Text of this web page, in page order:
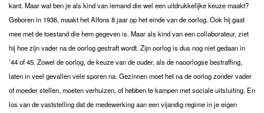
kant. Maar wat ben je als kind van iemand die wel een uitdrukkelijke keuze maakt?
Geboren in 1936, maakt het Alfons 8 jaar op het einde van de oorlog. Ook hij gaat
mee met de toestand die hem gegeven is. Maar als kind van een collaborateur, ziet
hij hoe zijn vader na de oorlog gestraft wordt. Zijn oorlog is dus nog niet gedaan in
’44 of 45. Zowel de oorlog, de keuze van de ouder, als de naoorlogse bestraffing,
laten in veel gevallen vele sporen na. Gezinnen moet het na de oorlog zonder vader
of moeder stellen, moeten verhuizen, of hebben te kampen met sociale uitsluiting. En
los van de vaststelling dat de medewerking aan een vijandig regime in je eigen